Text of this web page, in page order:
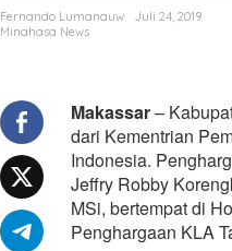
Fernando Lumanauw
Juli 24, 2019
Minahasa News
Makassar–
dari Kementrian
Indonesia.
Jeffry Robby
MSi, bertempat di
Penghargaan KLA